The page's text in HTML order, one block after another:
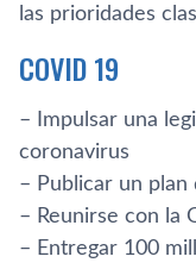
las prioridades
COVID 19
– Impulsar una
coronavirus
– Publicar un plan
– Reunirse con la
– Entregar 100